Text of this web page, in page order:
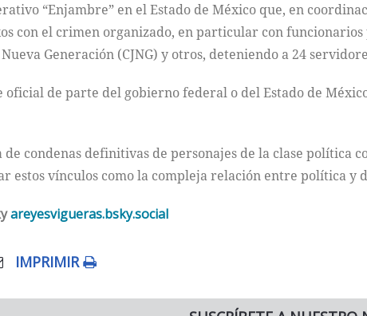
“Enjambre” en el Estado de México que, en
con el crimen organizado, en particular con
Generación (CJNG) y otros, deteniendo a 24
de parte del gobierno federal o del Estado de
condenas definitivas de personajes de la clase política
vínculos como la compleja relación entre política y
areyesvigueras.bsky.social
IMPRIMIR